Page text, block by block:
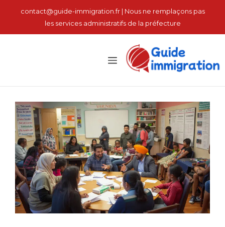
contact@guide-immigration.fr | Nous ne remplaçons pas
les services administratifs de la préfecture
القائمة